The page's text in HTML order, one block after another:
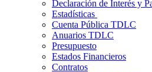
Declaración de Interés y
Estadísticas
Cuenta Pública TDLC
Anuarios TDLC
Presupuesto
Estados Financieros
Contratos